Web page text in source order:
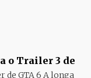
o Trailer 3 de
de GTA 6 A longa